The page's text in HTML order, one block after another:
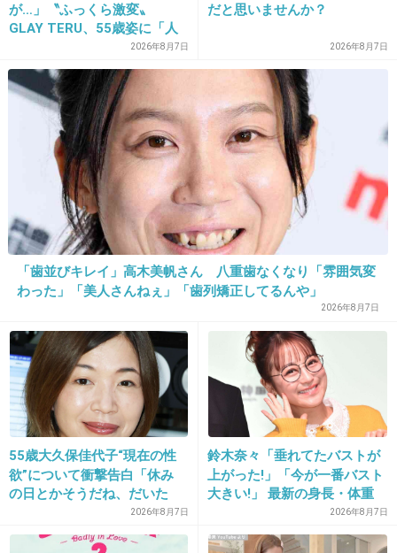
ダニエルラドクリフとエマワトソン
+0
2026/06/03(水) 21:28:18
矢口真里
+1
高橋愛
+1
21. 匿名2026/06/03(水) 21:28:34
田中美保
-12
が…」〝ふっくら激変〟
GLAY TERU、55歳姿に「人
として好きすぎる」「TERU
さんには見えない」「分から
なかった」
2026年8月7日
だと思いませんか？
2026年8月7日
「歯並びキレイ」高木美帆さん 八重歯なくなり「雰囲気変
わった」「美人さんねぇ」「歯列矯正してるんや」
2026年8月7日
55歳大久保佳代子“現在の性
欲”について衝撃告白「休み
の日とかそうだね、だいた
2026年8月7日
鈴木奈々「垂れてたバストが
上がった!」「今が一番バスト
大きい!」 最新の身長・体重
2026年8月7日